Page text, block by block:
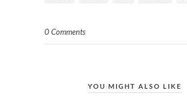
0 Comments
YOU MIGHT ALSO LIKE